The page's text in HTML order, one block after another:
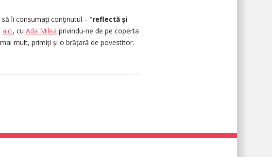
îi consumaţi conţinutul – “reflectă şi
aici, cu Ada Milea privindu-ne de pe coperta
mult, primiţi și o brăţară de povestitor.